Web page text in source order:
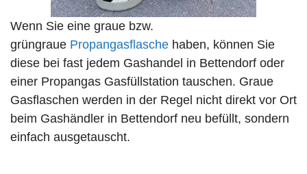
Wenn Sie eine graue bzw.
grüngraue Propangasflasche haben, können Sie
diese bei fast jedem Gashandel in Bettendorf oder
einer Propangas Gasfüllstation tauschen. Graue
Gasflaschen werden in der Regel nicht direkt vor Ort
beim Gashändler in Bettendorf neu befüllt, sondern
einfach ausgetauscht.